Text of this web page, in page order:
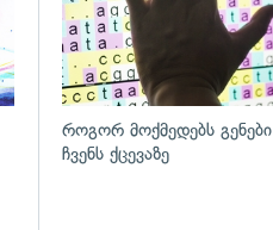
როგორ მოქმედებს გენები
ჩვენს ქცევაზე